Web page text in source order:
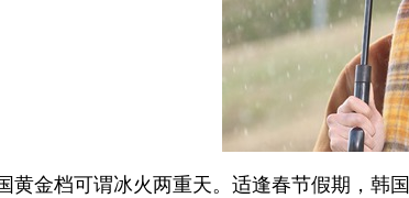
黄金档可谓冰火两重天。适逢春节假期，韩